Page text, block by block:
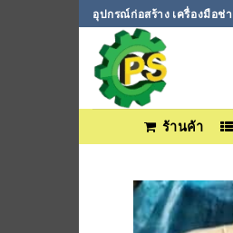
ข้าม
ไป
เนื้อหา
อุปกรณ์ก่อสร้าง เครื่องมือช่
ร้านค้า